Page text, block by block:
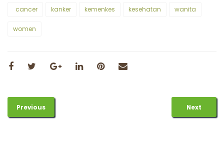
cancer kanker kemenkes kesehatan wanita
women
Previous Next